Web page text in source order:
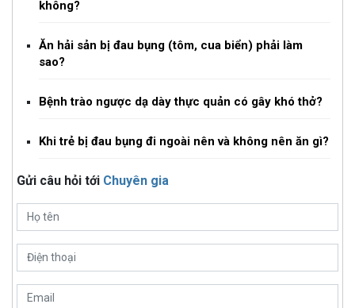
không?
Ăn hải sản bị đau bụng (tôm, cua biển) phải làm
sao?
Bệnh trào ngược dạ dày thực quản có gây khó thở?
Khi trẻ bị đau bụng đi ngoài nên và không nên ăn gì?
Gửi câu hỏi tới Chuyên gia